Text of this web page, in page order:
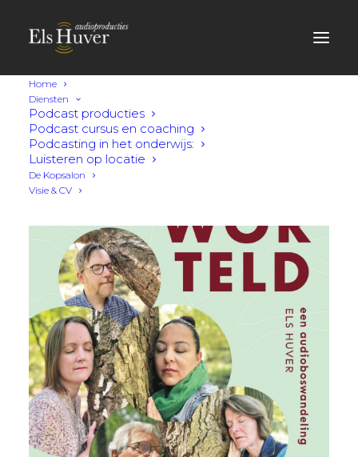
Home
Diensten
Podcast producties
Podcast cursus en coaching
Podcasting in het onderwijs:
Luisteren op locatie
De Kopsalon
Visie & CV